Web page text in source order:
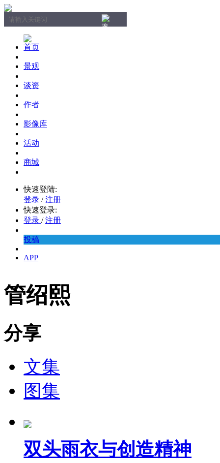
首页
景观
谈资
作者
影像库
活动
商城
快速登陆:
登录 / 注册
快速登录:
登录 / 注册
投稿
APP
管绍熙
分享
文集
图集
双头雨衣与创造精神